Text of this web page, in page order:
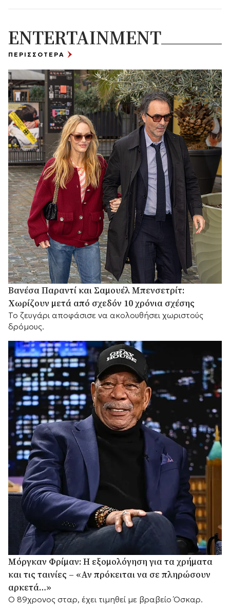
ENTERTAINMENT
ΠΕΡΙΣΣΟΤΕΡΑ
Βανέσα Παραντί και Σαμουέλ Μπενσετρίτ:
Χωρίζουν μετά από σχεδόν 10 χρόνια σχέσης
Το ζευγάρι αποφάσισε να ακολουθήσει χωριστούς
δρόμους.
Μόργκαν Φρίμαν: Η εξομολόγηση για τα χρήματα
και τις ταινίες – «Αν πρόκειται να σε πληρώσουν
αρκετά…»
Ο 89χρονος σταρ, έχει τιμηθεί με βραβείο Όσκαρ.